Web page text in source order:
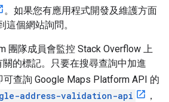
。如果您有應用程式開發及維護方面
這個網站詢問。
團隊成員會監控 Stack Overflow 上
的標記。只要在搜尋查詢中加進
可查詢 Google Maps Platform API 的
address-validation-api
，